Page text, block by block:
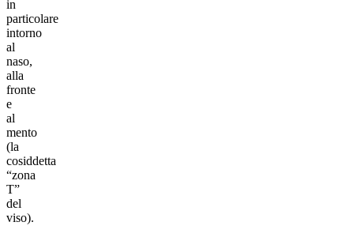
in
particolare
intorno
al
naso,
alla
fronte
e
al
mento
(la
cosiddetta
“zona
T”
del
viso).